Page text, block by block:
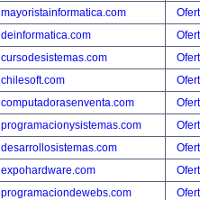
mayoristainformatica.com
deinformatica.com
cursodesistemas.com
chilesoft.com
computadorasenventa.com
programacionysistemas.com
desarrollosistemas.com
expohardware.com
programaciondewebs.com